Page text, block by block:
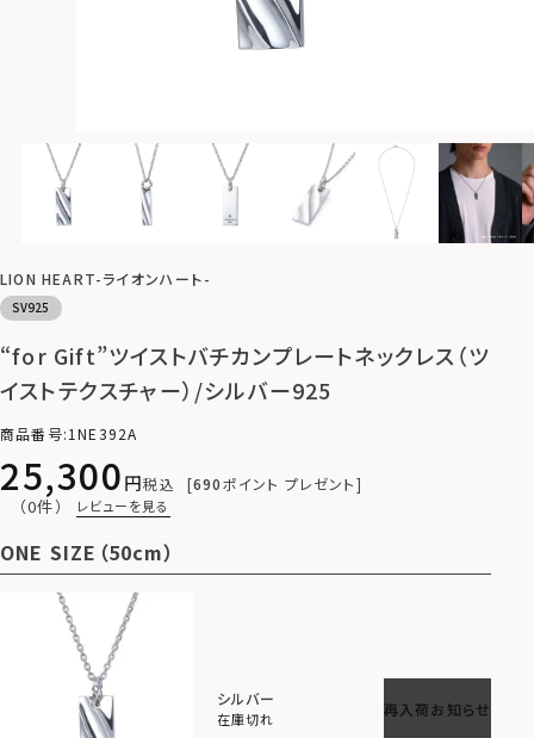
LION HEART-ライオンハート-
SV925
“for Gift”ツイストバチカンプレートネックレス（ツ
イストテクスチャー）/シルバー925
商品番号 1NE392A
25,300 税込 690ポイント プレゼント
（0件） レビューを見る
ONE SIZE（50cm）
シルバー
在庫切れ
再入荷お知らせ